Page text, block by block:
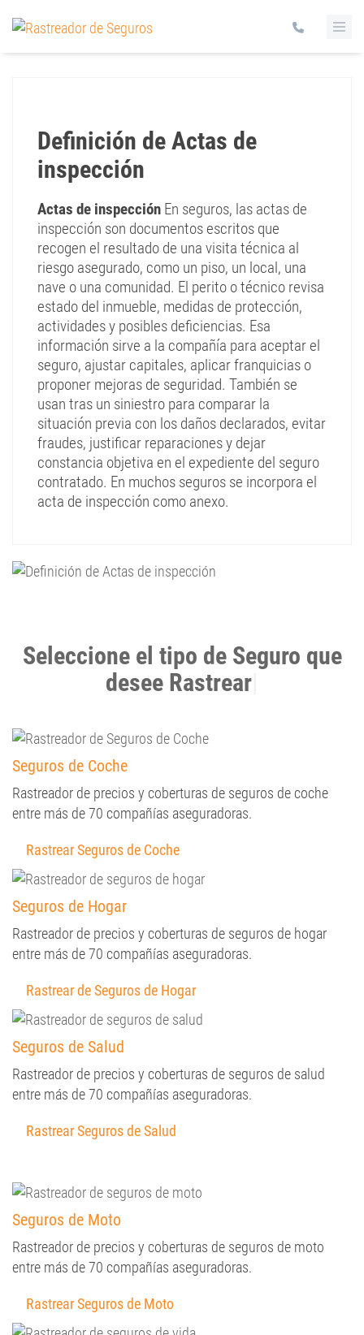
Definición de Actas de
inspección
Actas de inspección En seguros, las actas de
inspección son documentos escritos que
recogen el resultado de una visita técnica al
riesgo asegurado, como un piso, un local, una
nave o una comunidad. El perito o técnico revisa
estado del inmueble, medidas de protección,
actividades y posibles deficiencias. Esa
información sirve a la compañía para aceptar el
seguro, ajustar capitales, aplicar franquicias o
proponer mejoras de seguridad. También se
usan tras un siniestro para comparar la
situación previa con los daños declarados, evitar
fraudes, justificar reparaciones y dejar
constancia objetiva en el expediente del seguro
contratado. En muchos seguros se incorpora el
acta de inspección como anexo.
Seleccione el tipo de Seguro que
desee Rastrear
Seguros de Coche
Rastreador de precios y coberturas de seguros de coche
entre más de 70 compañías aseguradoras.
Rastrear Seguros de Coche
Seguros de Hogar
Rastreador de precios y coberturas de seguros de hogar
entre más de 70 compañías aseguradoras.
Rastrear de Seguros de Hogar
Seguros de Salud
Rastreador de precios y coberturas de seguros de salud
entre más de 70 compañías aseguradoras.
Rastrear Seguros de Salud
Seguros de Moto
Rastreador de precios y coberturas de seguros de moto
entre más de 70 compañías aseguradoras.
Rastrear Seguros de Moto